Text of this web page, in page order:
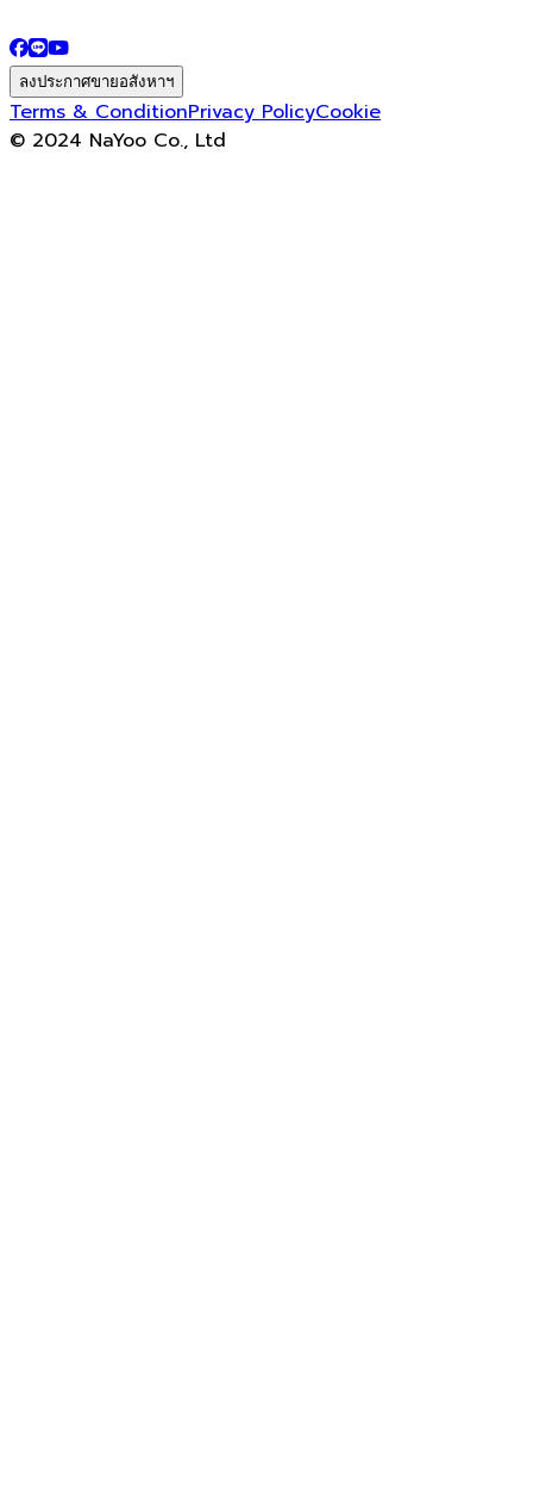
ลงประกาศขายอสังหาฯ
Terms & ConditionPrivacy PolicyCookie
© 2024 NaYoo Co., Ltd